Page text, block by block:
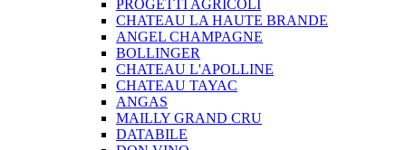
PROGETTI AGRICOLI
CHATEAU LA HAUTE BRANDE
ANGEL CHAMPAGNE
BOLLINGER
CHATEAU L'APOLLINE
CHATEAU TAYAC
ANGAS
MAILLY GRAND CRU
DATABILE